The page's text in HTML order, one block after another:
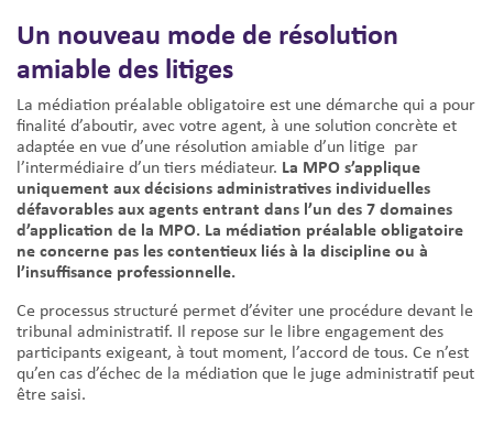
Un nouveau mode de résolution
amiable des litiges
La médiation préalable obligatoire est une démarche qui a pour
finalité d’aboutir, avec votre agent, à une solution concrète et
adaptée en vue d’une résolution amiable d’un litige par
l’intermédiaire d’un tiers médiateur. La MPO s’applique
uniquement aux décisions administratives individuelles
défavorables aux agents entrant dans l’un des 7 domaines
d’application de la MPO. La médiation préalable obligatoire
ne concerne pas les contentieux liés à la discipline ou à
l’insuffisance professionnelle.
Ce processus structuré permet d’éviter une procédure devant le
tribunal administratif. Il repose sur le libre engagement des
participants exigeant, à tout moment, l’accord de tous. Ce n’est
qu’en cas d’échec de la médiation que le juge administratif peut
être saisi.